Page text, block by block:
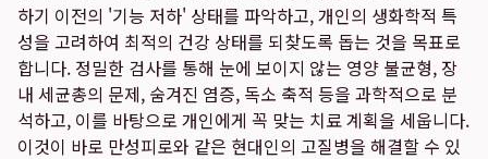
하기 이전의 '기능 저하' 상태를 파악하고, 개인의 생화학적 특
성을 고려하여 최적의 건강 상태를 되찾도록 돕는 것을 목표로
합니다. 정밀한 검사를 통해 눈에 보이지 않는 영양 불균형, 장
내 세균총의 문제, 숨겨진 염증, 독소 축적 등을 과학적으로 분
석하고, 이를 바탕으로 개인에게 꼭 맞는 치료 계획을 세웁니다.
이것이 바로 만성피로와 같은 현대인의 고질병을 해결할 수 있